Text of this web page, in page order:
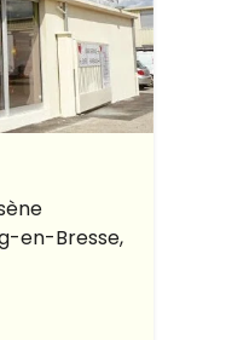
en-Bresse,